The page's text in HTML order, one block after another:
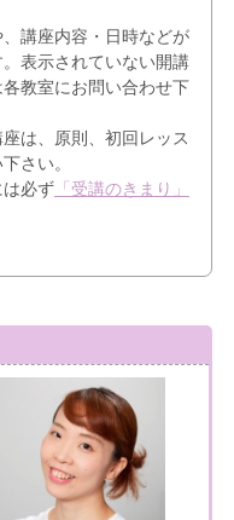
講座内容・日時などが
表示されていない開講
教室にお問い合わせ下
は、原則、初回レッス
さい。
必ず「受講のきまり」